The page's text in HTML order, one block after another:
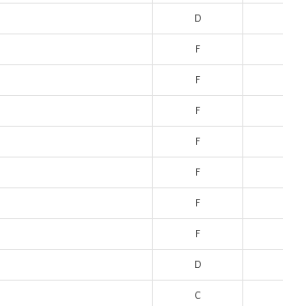
D
F
F
F
F
F
F
F
D
C